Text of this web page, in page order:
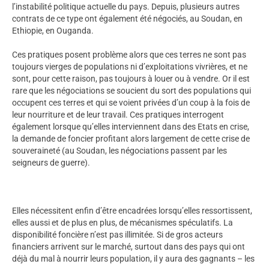
l’instabilité politique actuelle du pays. Depuis, plusieurs autres
contrats de ce type ont également été négociés, au Soudan, en
Ethiopie, en Ouganda.
Ces pratiques posent problème alors que ces terres ne sont pas
toujours vierges de populations ni d’exploitations vivrières, et ne
sont, pour cette raison, pas toujours à louer ou à vendre. Or il est
rare que les négociations se soucient du sort des populations qui
occupent ces terres et qui se voient privées d’un coup à la fois de
leur nourriture et de leur travail. Ces pratiques interrogent
également lorsque qu’elles interviennent dans des Etats en crise,
la demande de foncier profitant alors largement de cette crise de
souveraineté (au Soudan, les négociations passent par les
seigneurs de guerre).
Elles nécessitent enfin d’être encadrées lorsqu’elles ressortissent,
elles aussi et de plus en plus, de mécanismes spéculatifs. La
disponibilité foncière n’est pas illimitée. Si de gros acteurs
financiers arrivent sur le marché, surtout dans des pays qui ont
déjà du mal à nourrir leurs population, il y aura des gagnants – les